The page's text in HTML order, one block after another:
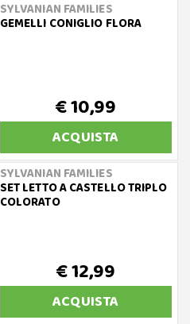
SYLVANIAN FAMILIES
GEMELLI CONIGLIO FLORA
€ 10,99
ACQUISTA
SYLVANIAN FAMILIES
SET LETTO A CASTELLO TRIPLO
COLORATO
€ 12,99
ACQUISTA